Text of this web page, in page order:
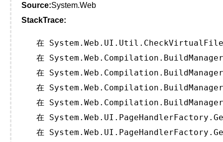
Source:System.Web
StackTrace:
在
在
在
在
在
在
在